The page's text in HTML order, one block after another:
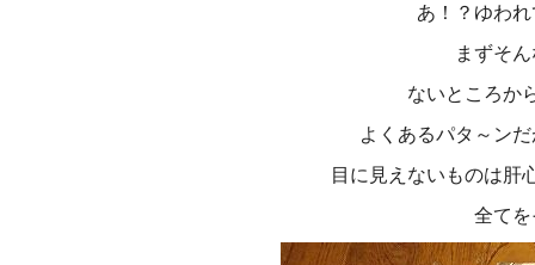
あ！？ゆわ
まずそ
ないところか
よくあるパタ～ン
目に見えないものは肝
全て